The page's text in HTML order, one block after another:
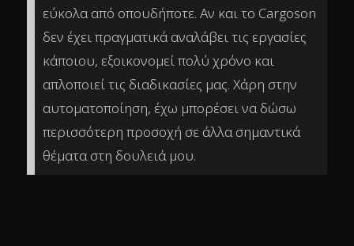
εύκολα από οπουδήποτε. Αν και το Cargoson
δεν έχει πραγματικά αναλάβει τις εργασίες
κάποιου, εξοικονομεί πολύ χρόνο και
απλοποιεί τις διαδικασίες μας. Χάρη στην
αυτοματοποίηση, έχω μπορέσει να δώσω
περισσότερη προσοχή σε άλλα σημαντικά
θέματα στη δουλειά μου.